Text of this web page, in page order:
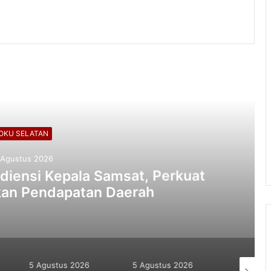
SELATAN
2026
Kepala Samsat, Perkuat
Pendapatan Daerah
5 Agustus 2026 5 Agustus 2026